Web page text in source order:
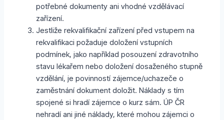
potřebné dokumenty ani vhodné vzdělávací
zařízení.
Jestliže rekvalifikační zařízení před vstupem na
rekvalifikaci požaduje doložení vstupních
podmínek, jako například posouzení zdravotního
stavu lékařem nebo doložení dosaženého stupně
vzdělání, je povinností zájemce/uchazeče o
zaměstnání dokument doložit. Náklady s tím
spojené si hradí zájemce o kurz sám. ÚP ČR
nehradí ani jiné náklady, které mohou zájemci o